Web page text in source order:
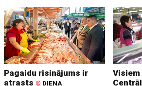
Pagaidu risinājums ir
atrasts © DIENA
Visiem